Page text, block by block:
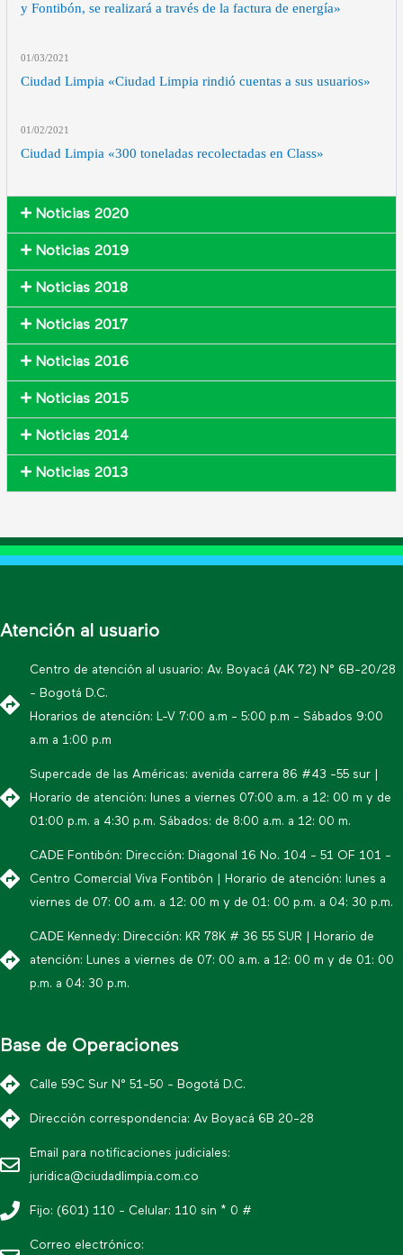
y Fontibón, se realizará a través de la factura de energía»
01/03/2021
Ciudad Limpia «Ciudad Limpia rindió cuentas a sus usuarios»
01/02/2021
Ciudad Limpia «300 toneladas recolectadas en Class»
Noticias 2020
Noticias 2019
Noticias 2018
Noticias 2017
Noticias 2016
Noticias 2015
Noticias 2014
Noticias 2013
Atención al usuario
Centro de atención al usuario: Av. Boyacá (AK 72) N° 6B-20/28
- Bogotá D.C.
Horarios de atención: L-V 7:00 a.m - 5:00 p.m - Sábados 9:00
a.m a 1:00 p.m
Supercade de las Américas: avenida carrera 86 #43 -55 sur |
Horario de atención: lunes a viernes 07:00 a.m. a 12: 00 m y de
01:00 p.m. a 4:30 p.m. Sábados: de 8:00 a.m. a 12: 00 m.
CADE Fontibón: Dirección: Diagonal 16 No. 104 - 51 OF 101 -
Centro Comercial Viva Fontibón | Horario de atención: lunes a
viernes de 07: 00 a.m. a 12: 00 m y de 01: 00 p.m. a 04: 30 p.m.
CADE Kennedy: Dirección: KR 78K # 36 55 SUR | Horario de
atención: Lunes a viernes de 07: 00 a.m. a 12: 00 m y de 01: 00
p.m. a 04: 30 p.m.
Base de Operaciones
Calle 59C Sur N° 51-50 - Bogotá D.C.
Dirección correspondencia: Av Boyacá 6B 20-28
Email para notificaciones judiciales:
juridica@ciudadlimpia.com.co
Fijo: (601) 110 - Celular: 110 sin * 0 #
Correo electrónico: